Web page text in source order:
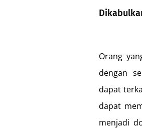
Orang
dengan
dapat
dapat
menjadi